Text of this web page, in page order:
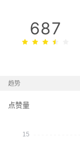
687
趋势
点赞量